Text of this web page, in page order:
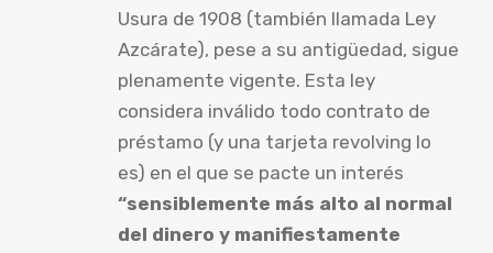
Usura de 1908 (también llamada Ley
Azcárate), pese a su antigüedad, sigue
plenamente vigente. Esta ley
considera inválido todo contrato de
préstamo (y una tarjeta revolving lo
es) en el que se pacte un interés
“sensiblemente más alto al normal
del dinero y manifiestamente